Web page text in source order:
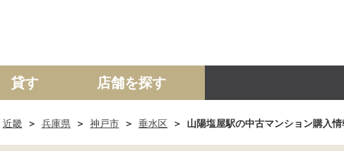
マンション 土地 事業投資用
貸す 店舗を探す
近畿 兵庫県 神戸市 垂水区 山陽塩屋駅の中古マンション購入情